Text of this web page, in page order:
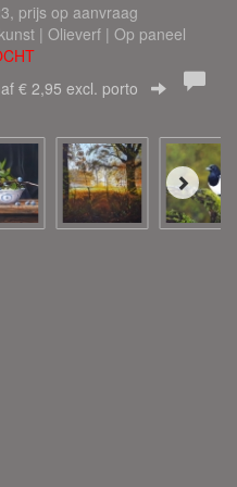
prijs op aanvraag
| Olieverf | Op paneel
€ 2,95 excl. porto